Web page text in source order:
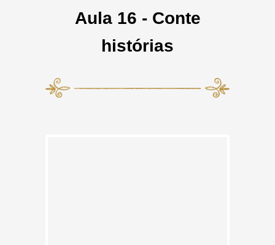
Aula 16 - Conte
histórias